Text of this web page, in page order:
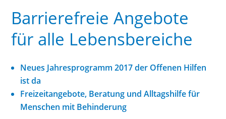
Barrierefreie Angebote
für alle Lebensbereiche
Neues Jahresprogramm 2017 der Offenen Hilfen
ist da
Freizeitangebote, Beratung und Alltagshilfe für
Menschen mit Behinderung